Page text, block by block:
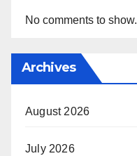
No comments to show.
Archives
August 2026
July 2026